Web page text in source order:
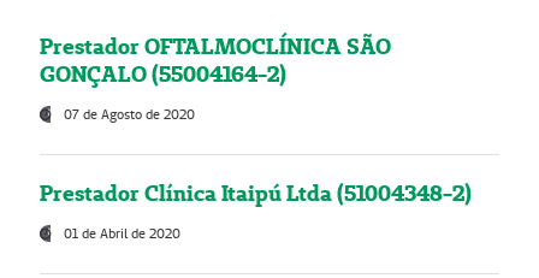
Prestador OFTALMOCLÍNICA SÃO
GONÇALO (55004164-2)
07 de Agosto de 2020
Prestador Clínica Itaipú Ltda (51004348-2)
01 de Abril de 2020